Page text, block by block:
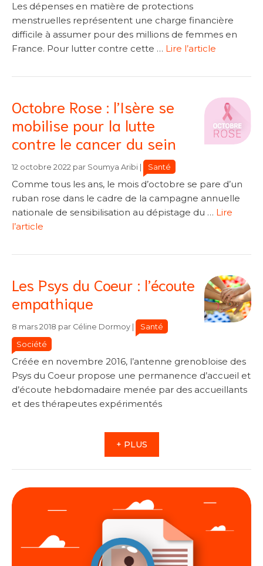
Les dépenses en matière de protections
menstruelles représentent une charge financière
difficile à assumer pour des millions de femmes en
France. Pour lutter contre cette … Lire l’article
Octobre Rose : l’Isère se
mobilise pour la lutte
contre le cancer du sein
12 octobre 2022 par Soumya Aribi Catégories
Catégories
Santé
Comme tous les ans, le mois d’octobre se pare d’un
ruban rose dans le cadre de la campagne annuelle
nationale de sensibilisation au dépistage du … Lire
l’article
Les Psys du Coeur : l’écoute
empathique
8 mars 2018 par Céline Dormoy Catégories
Catégories
Santé
Société
Créée en novembre 2016, l’antenne grenobloise des
Psys du Coeur propose une permanence d’accueil et
d’écoute hebdomadaire menée par des accueillants
et des thérapeutes expérimentés
+ PLUS